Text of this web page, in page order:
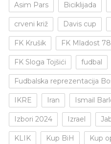
Asim Pars Biciklijada
crveni križ Davis cup
FK Krušik FK Mladost 78
FK Sloga Tojšići fudbal
Fudbalska reprezentacija
IKRE Iran Ismail
Izbori 2024 Izrael
KLIK Kup BiH Kup